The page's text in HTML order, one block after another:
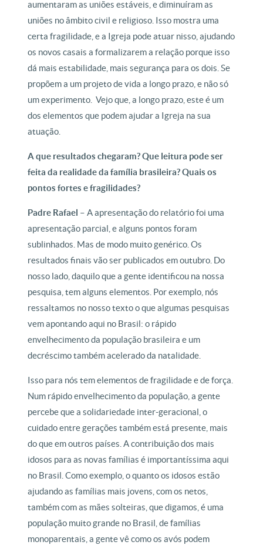
aumentaram as uniões estáveis, e diminuíram as
uniões no âmbito civil e religioso. Isso mostra uma
certa fragilidade, e a Igreja pode atuar nisso, ajudando
os novos casais a formalizarem a relação porque isso
dá mais estabilidade, mais segurança para os dois. Se
propõem a um projeto de vida a longo prazo, e não só
um experimento. Vejo que, a longo prazo, este é um
dos elementos que podem ajudar a Igreja na sua
atuação.
A que resultados chegaram? Que leitura pode ser
feita da realidade da família brasileira? Quais os
pontos fortes e fragilidades?
Padre Rafael –A apresentação do relatório foi uma
apresentação parcial, e alguns pontos foram
sublinhados. Mas de modo muito genérico. Os
resultados finais vão ser publicados em outubro. Do
nosso lado, daquilo que a gente identificou na nossa
pesquisa, tem alguns elementos. Por exemplo, nós
ressaltamos no nosso texto o que algumas pesquisas
vem apontando aqui no Brasil: o rápido
envelhecimento da população brasileira e um
decréscimo também acelerado da natalidade.
Isso para nós tem elementos de fragilidade e de força.
Num rápido envelhecimento da população, a gente
percebe que a solidariedade inter-geracional, o
cuidado entre gerações também está presente, mais
do que em outros países. A contribuição dos mais
idosos para as novas famílias é importantíssima aqui
no Brasil. Como exemplo, o quanto os idosos estão
ajudando as famílias mais jovens, com os netos,
também com as mães solteiras, que digamos, é uma
população muito grande no Brasil, de famílias
monoparentais, a gente vê como os avós podem